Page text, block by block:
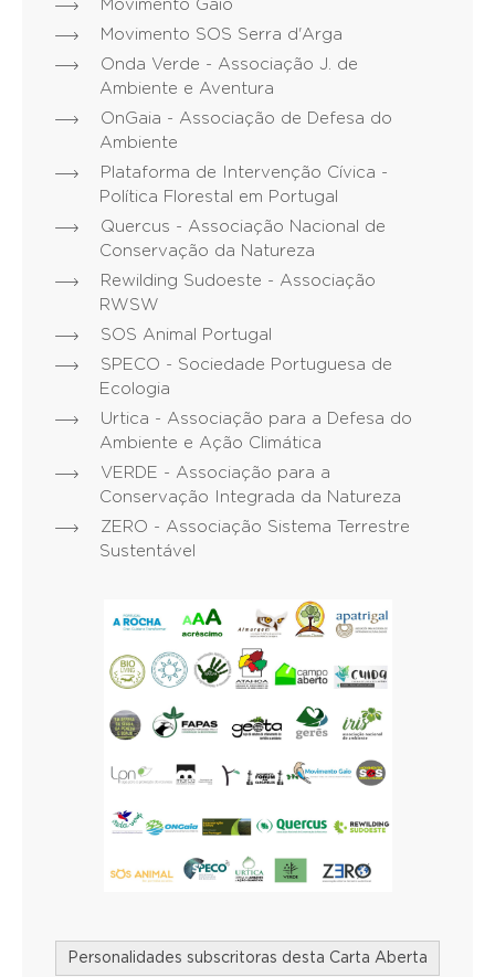
Movimento Gaio
Movimento SOS Serra d'Arga
Onda Verde - Associação J. de
Ambiente e Aventura
OnGaia - Associação de Defesa do
Ambiente
Plataforma de Intervenção Cívica -
Política Florestal em Portugal
Quercus - Associação Nacional de
Conservação da Natureza
Rewilding Sudoeste - Associação
RWSW
SOS Animal Portugal
SPECO - Sociedade Portuguesa de
Ecologia
Urtica - Associação para a Defesa do
Ambiente e Ação Climática
VERDE - Associação para a
Conservação Integrada da Natureza
ZERO - Associação Sistema Terrestre
Sustentável
Personalidades subscritoras desta Carta Aberta